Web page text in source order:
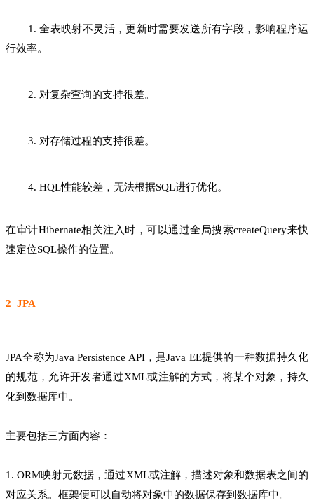
1. 全表映射不灵活，更新时需要发送所有字段，影响程序运
行效率。
2. 对复杂查询的支持很差。
3. 对存储过程的支持很差。
4. HQL性能较差，无法根据SQL进行优化。
在审计Hibernate相关注入时，可以通过全局搜索createQuery来快
速定位SQL操作的位置。
2 JPA
JPA全称为Java Persistence API，是Java EE提供的一种数据持久化
的规范，允许开发者通过XML或注解的方式，将某个对象，持久
化到数据库中。
主要包括三方面内容：
1. ORM映射元数据，通过XML或注解，描述对象和数据表之间的
对应关系。框架便可以自动将对象中的数据保存到数据库中。